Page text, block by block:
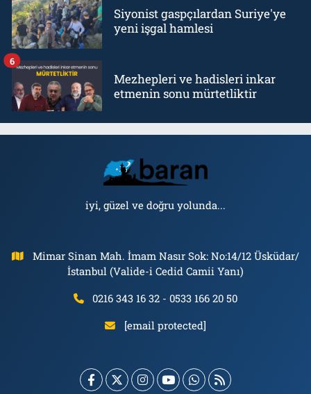
Siyonist gaspçılardan Suriye'ye
yeni işgal hamlesi
Mezhepleri ve hadisleri inkar
etmenin sonu mürtetliktir
6
iyi, güzel ve doğru yolunda...
Mimar Sinan Mah. İmam Nasır Sok: No:14/12 Üsküdar/
İstanbul (Valide-i Cedid Camii Yanı)
0216 343 16 32 - 0533 166 20 50
[email protected]